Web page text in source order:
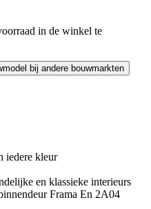
in de winkel te
bij andere bouwmarkten
iedere kleur
en klassieke interieurs
Frama En 2A04